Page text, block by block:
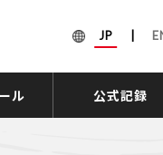
JP
ル 公式記録